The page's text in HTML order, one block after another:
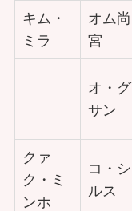
キム・
ミラ
オム尚
宮
オ・グ
サン
クァ
ク・ミ
ンホ
コ・シ
ルス